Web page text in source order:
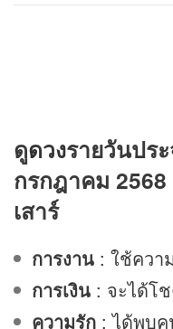
ดูดวงรายวันปร
กรกฎาคม
เสาร์
การงาน : ใช้ควา
การเงิน : จะได้โ
ความรัก : ได้พบค